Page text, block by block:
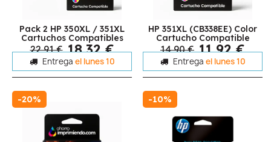
Pack 2 HP 350XL / 351XL
Cartuchos Compatibles
22,91 € 18,32 €
Entrega el lunes 10
HP 351XL (CB338EE) Color
Cartucho Compatible
14,90 € 11,92 €
Entrega el lunes 10
-20% -10%